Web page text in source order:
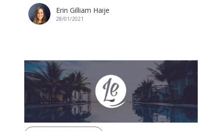
Erin Gilliam Haije
28/01/2021